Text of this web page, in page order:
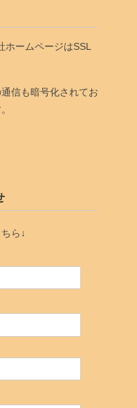
ホームページはSSL
信も暗号化されてお
ら↓